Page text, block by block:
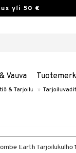
yli 50 €
Vauva
& Tarjoilu »
Earth Tarjoilukulho